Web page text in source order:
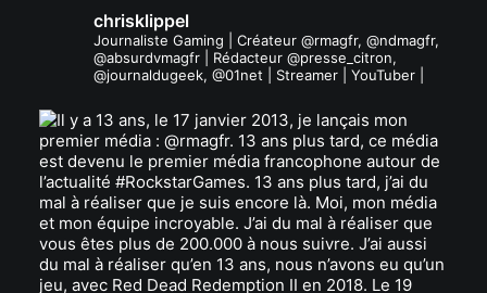
chrisklippel
Journaliste Gaming | Créateur @rmagfr, @ndmagfr,
@absurdvmagfr | Rédacteur @presse_citron,
@journaldugeek, @01net | Streamer | YouTuber |